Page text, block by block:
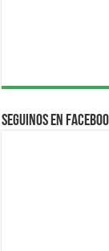
Seguinos en